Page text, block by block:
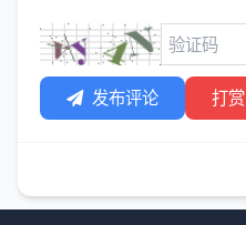
发布评论 打赏